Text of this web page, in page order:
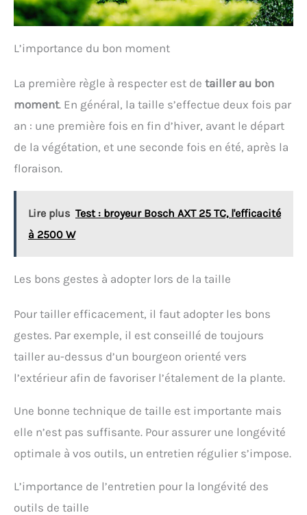
L’importance du bon moment
La première règle à respecter est de tailler au bon
moment. En général, la taille s’effectue deux fois par
an : une première fois en fin d’hiver, avant le départ
de la végétation, et une seconde fois en été, après la
floraison.
Lire plus Test : broyeur Bosch AXT 25 TC, l'efficacité
à 2500 W
Les bons gestes à adopter lors de la taille
Pour tailler efficacement, il faut adopter les bons
gestes. Par exemple, il est conseillé de toujours
tailler au-dessus d’un bourgeon orienté vers
l’extérieur afin de favoriser l’étalement de la plante.
Une bonne technique de taille est importante mais
elle n’est pas suffisante. Pour assurer une longévité
optimale à vos outils, un entretien régulier s’impose.
L’importance de l’entretien pour la longévité des
outils de taille